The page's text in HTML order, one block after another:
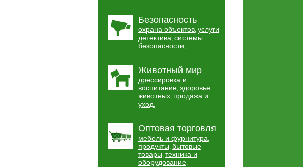
Безопасность
охрана объектов, услуги
детектива, системы
безопасности,
Животный мир
дрессировка и
воспитание, здоровье
животных, продажа и
уход,
Оптовая торговля
мебель и фурнитура,
продукты, бытовые
товары, техника и
оборудование,